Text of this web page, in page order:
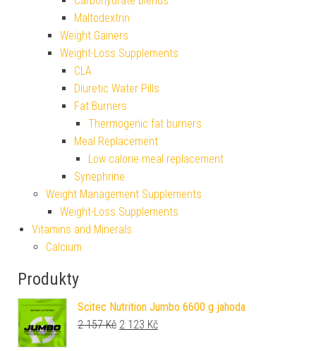
Maltodextrin
Weight Gainers
Weight-Loss Supplements
CLA
Diuretic Water Pills
Fat Burners
Thermogenic fat burners
Meal Replacement
Low calorie meal replacement
Synephrine
Weight Management Supplements
Weight-Loss Supplements
Vitamins and Minerals
Calcium
Produkty
Scitec Nutrition Jumbo 6600 g jahoda
2 157Kč Původní cena byla: 2 157 Kč.
2 123 KčAktuální cena je: 2 123 Kč.